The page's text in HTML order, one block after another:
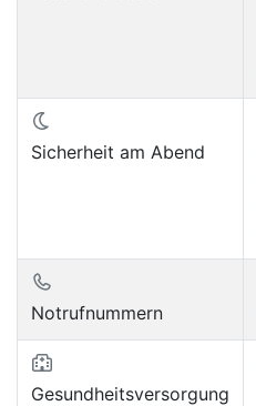
Sicherheit am Abend
Notrufnummern
Gesundheitsversorgung